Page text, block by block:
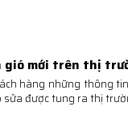
gió mới trên thị
hàng những thông
sửa được tung ra thị